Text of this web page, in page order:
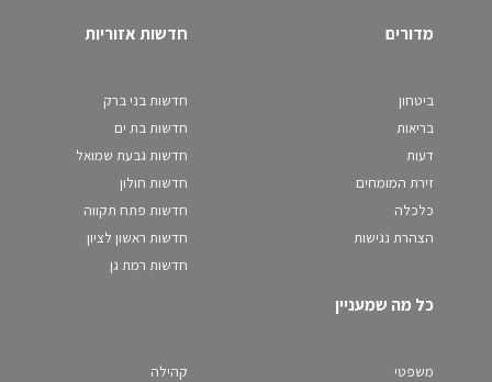
מדורים
ביטחון
בריאות
דעות
זירת המומחים
כלכלה
הצהרת נגישות
חדשות אזוריות
חדשות בני ברק
חדשות בת ים
חדשות גבעת שמואל
חדשות חולון
חדשות פתח תקווה
חדשות ראשון לציון
חדשות רמת גן
כל מה שמעניין
משפטי
קהילה